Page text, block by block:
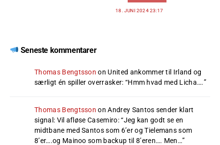
18. JUNI 2024 23:17
Seneste kommentarer
Thomas Bengtsson on United ankommer til Irland og
særligt én spiller overrasker: “Hmm hvad med Licha….”
Thomas Bengtsson onAndrey Santos sender klart
signal: Vil afløse Casemiro: “Jeg kan godt se en
midtbane med Santos som 6’er og Tielemans som
8’er….og Mainoo som backup til 8’eren…. Men…”